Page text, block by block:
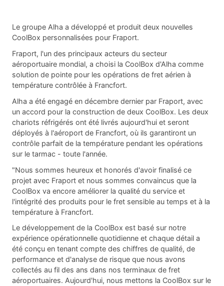
Le groupe Alha a développé et produit deux nouvelles
CoolBox personnalisées pour Fraport.
Fraport, l'un des principaux acteurs du secteur
aéroportuaire mondial, a choisi la CoolBox d'Alha comme
solution de pointe pour les opérations de fret aérien à
température contrôlée à Francfort.
Alha a été engagé en décembre dernier par Fraport, avec
un accord pour la construction de deux CoolBox. Les deux
chariots réfrigérés ont été livrés aujourd'hui et seront
déployés à l'aéroport de Francfort, où ils garantiront un
contrôle parfait de la température pendant les opérations
sur le tarmac - toute l'année.
"Nous sommes heureux et honorés d'avoir finalisé ce
projet avec Fraport et nous sommes convaincus que la
CoolBox va encore améliorer la qualité du service et
l'intégrité des produits pour le fret sensible au temps et à la
température à Francfort.
Le développement de la CoolBox est basé sur notre
expérience opérationnelle quotidienne et chaque détail a
été conçu en tenant compte des chiffres de qualité, de
performance et d'analyse de risque que nous avons
collectés au fil des ans dans nos terminaux de fret
aéroportuaires. Aujourd'hui, nous mettons la CoolBox sur le